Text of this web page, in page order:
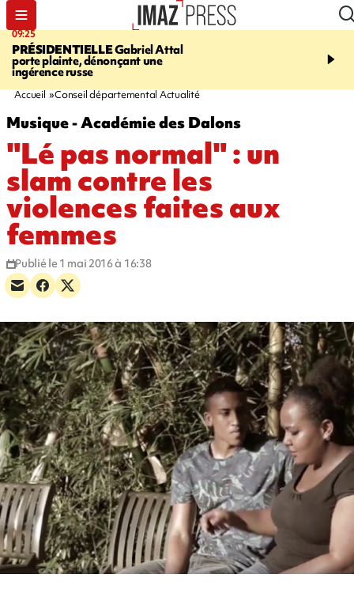
09:25
PRÉSIDENTIELLEGabriel Attal
porte plainte, dénonçant une
ingérence russe
11:43
accident après le virage
Accueil Conseil départemental Actualité
Musique - Académie des Dalons
"Lé pas normal" : un
slam contre les
violences faites aux
femmes
Publié le 1 mai 2016 à 16:38